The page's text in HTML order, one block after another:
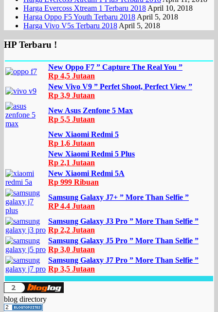
Harga Evercoss Xtream 1 Terbaru 2018 April 10, 2018
Harga Oppo F5 Youth Terbaru 2018 April 5, 2018
Harga Vivo V5s Terbaru 2018 April 5, 2018
HP Terbaru !
New Oppo F7 ” Capture The Real You ”
Rp 4,5 Jutaan
New Vivo V9 ” Perfet Shoot, Perfect View ”
Rp 3,9 Jutaan
New Asus Zenfone 5 Max
Rp 5,5 Jutaan
New Xiaomi Redmi 5
Rp 1,6 Jutaan
New Xiaomi Redmi 5 Plus
Rp 2,1 Jutaan
New Xiaomi Redmi 5A
Rp 999 Ribuan
Samsung Galaxy J7+ ” More Than Selfie ”
RP 4,4 Jutaan
Samsung Galaxy J3 Pro ” More Than Selfie ”
Rp 2,2 Jutaan
Samsung Galaxy J5 Pro ” More Than Selfie ”
Rp 3,0 Jutaan
Samsung Galaxy J7 Pro ” More Than Selfie ”
Rp 3,5 Jutaan
blog directory